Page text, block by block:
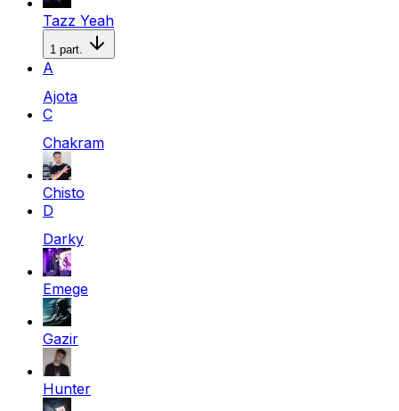
Tazz Yeah
1 part.
A
Ajota
C
Chakram
Chisto
D
Darky
Emege
Gazir
Hunter